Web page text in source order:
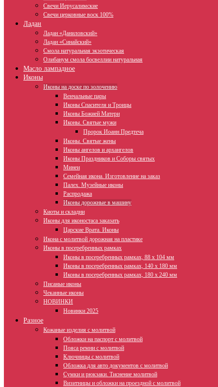
Свечи Иерусалимские
Свечи церковные воск 100%
Ладан
Ладан «Даниловский»
Ладан «Синайский»
Смола натуральная экзотическая
Олибанум смола босвеллии натуральная
Масло лампадное
Иконы
Иконы на доске по золочению
Венчальные пары
Иконы Спасителя и Троицы
Иконы Божией Матери
Иконы. Святые мужи
Пророк Иоанн Предтеча
Иконы. Святые жены
Иконы ангелов и архангелов
Иконы Праздников и Соборы святых
Минеи
Семейная икона. Изготовление на заказ
Палех. Музейные иконы
Распродажа
Иконы дорожные в машину
Киоты и складни
Иконы для иконостаса заказать
Царские Врата. Иконы
Икона с молитвой дорожная на пластике
Иконы в посеребренных рамках
Иконы в посеребренных рамках, 88 х 104 мм
Иконы в посеребренных рамках, 140 х 180 мм
Иконы в посеребренных рамках, 180 х 240 мм
Писаные иконы
Чеканные иконы
НОВИНКИ
Новинки 2025
Разное
Кожаные изделия с молитвой
Обложки на паспорт с молитвой
Пояса ремни с молитвой
Ключницы с молитвой
Обложка для авто документов с молитвой
Сумки и рюкзаки. Тиснение молитвой
Визитницы и обложки на проездной с молитвой